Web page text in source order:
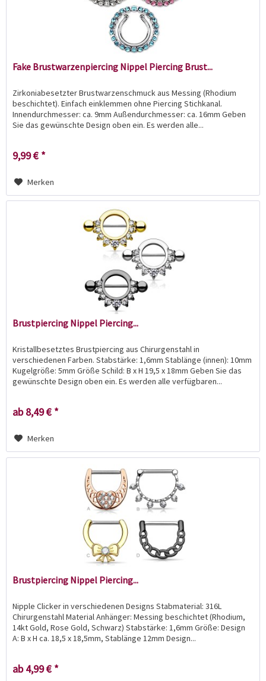
Fake Brustwarzenpiercing Nippel Piercing Brust...
Zirkoniabesetzter Brustwarzenschmuck aus Messing (Rhodium
beschichtet). Einfach einklemmen ohne Piercing Stichkanal.
Innendurchmesser: ca. 9mm Außendurchmesser: ca. 16mm Geben
Sie das gewünschte Design oben ein. Es werden alle...
9,99 € *
Merken
Brustpiercing Nippel Piercing...
Kristallbesetztes Brustpiercing aus Chirurgenstahl in
verschiedenen Farben. Stabstärke: 1,6mm Stablänge (innen): 10mm
Kugelgröße: 5mm Größe Schild: B x H 19,5 x 18mm Geben Sie das
gewünschte Design oben ein. Es werden alle verfügbaren...
ab 8,49 € *
Merken
Brustpiercing Nippel Piercing...
Nipple Clicker in verschiedenen Designs Stabmaterial: 316L
Chirurgenstahl Material Anhänger: Messing beschichtet (Rhodium,
14kt Gold, Rose Gold, Schwarz) Stabstärke: 1,6mm Größe: Design
A: B x H ca. 18,5 x 18,5mm, Stablänge 12mm Design...
ab 4,99 € *